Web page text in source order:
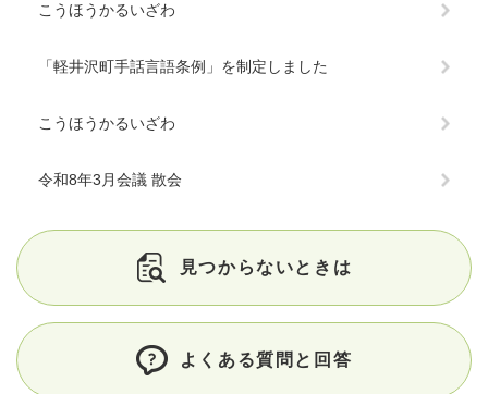
こうほうかるいざわ
「軽井沢町手話言語条例」を制定しました
こうほうかるいざわ
令和8年3月会議 散会
見つからないときは
よくある質問と回答